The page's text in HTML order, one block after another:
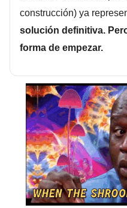
construcción) ya
solución definitiva.
forma de empezar.